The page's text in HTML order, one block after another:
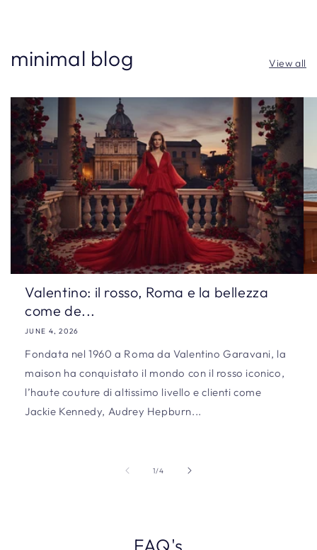
minimal blog View all
Valentino: il rosso, Roma e la bellezza
come de...
JUNE 4, 2026
Fondata nel 1960 a Roma da Valentino Garavani, la
maison ha conquistato il mondo con il rosso iconico,
l’haute couture di altissimo livello e clienti come
Jackie Kennedy, Audrey Hepburn...
1/of
4